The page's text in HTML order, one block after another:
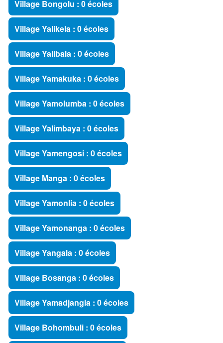
Village Bongolu : 0 écoles
Village Yalikela : 0 écoles
Village Yalibala : 0 écoles
Village Yamakuka : 0 écoles
Village Yamolumba : 0 écoles
Village Yalimbaya : 0 écoles
Village Yamengosi : 0 écoles
Village Manga : 0 écoles
Village Yamonlia : 0 écoles
Village Yamonanga : 0 écoles
Village Yangala : 0 écoles
Village Bosanga : 0 écoles
Village Yamadjangia : 0 écoles
Village Bohombuli : 0 écoles